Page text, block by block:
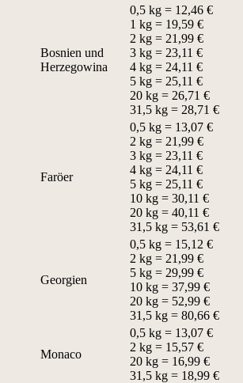
Bosnien und
Herzegowina
0,5 kg = 12,46 €
1 kg = 19,59 €
2 kg = 21,99 €
3 kg = 23,11 €
4 kg = 24,11 €
5 kg = 25,11 €
20 kg = 26,71 €
31,5 kg = 28,71 €
Faröer
0,5 kg = 13,07 €
2 kg = 21,99 €
3 kg = 23,11 €
4 kg = 24,11 €
5 kg = 25,11 €
10 kg = 30,11 €
20 kg = 40,11 €
31,5 kg = 53,61 €
Georgien
0,5 kg = 15,12 €
2 kg = 21,99 €
5 kg = 29,99 €
10 kg = 37,99 €
20 kg = 52,99 €
31,5 kg = 80,66 €
Monaco
0,5 kg = 13,07 €
2 kg = 15,57 €
20 kg = 16,99 €
31,5 kg = 18,99 €